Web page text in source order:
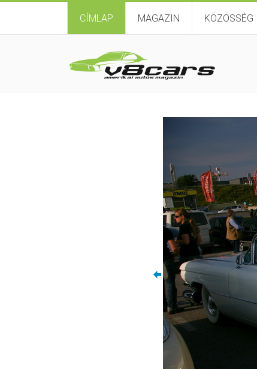
CÍMLAP MAGAZIN KÖZÖSSÉG